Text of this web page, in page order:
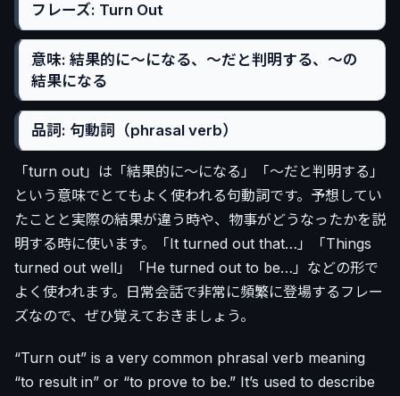
フレーズ: Turn Out
意味: 結果的に〜になる、〜だと判明する、〜の
結果になる
品詞: 句動詞（phrasal verb）
「turn out」は「結果的に〜になる」「〜だと判明する」
という意味でとてもよく使われる句動詞です。予想してい
たことと実際の結果が違う時や、物事がどうなったかを説
明する時に使います。「It turned out that…」「Things
turned out well」「He turned out to be…」などの形で
よく使われます。日常会話で非常に頻繁に登場するフレー
ズなので、ぜひ覚えておきましょう。
“Turn out” is a very common phrasal verb meaning
“to result in” or “to prove to be.” It’s used to describe